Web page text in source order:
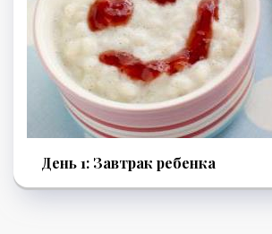
День 1: Завтрак ребенка